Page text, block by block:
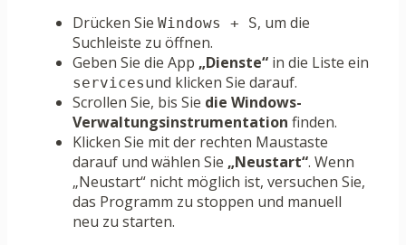
Drücken Sie Windows + S, um die
Suchleiste zu öffnen.
Geben Sie die App „Dienste“ in die Liste ein
servicesund klicken Sie darauf.
Scrollen Sie, bis Sie die Windows-
Verwaltungsinstrumentation finden.
Klicken Sie mit der rechten Maustaste
darauf und wählen Sie „Neustart“. Wenn
„Neustart“ nicht möglich ist, versuchen Sie,
das Programm zu stoppen und manuell
neu zu starten.